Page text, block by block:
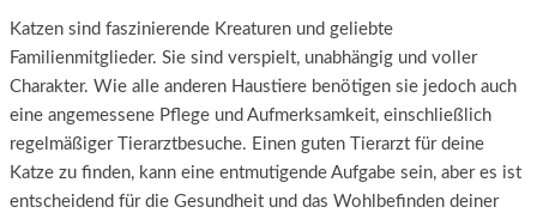
Katzen sind faszinierende Kreaturen und geliebte
Familienmitglieder. Sie sind verspielt, unabhängig und voller
Charakter. Wie alle anderen Haustiere benötigen sie jedoch auch
eine angemessene Pflege und Aufmerksamkeit, einschließlich
regelmäßiger Tierarztbesuche. Einen guten Tierarzt für deine
Katze zu finden, kann eine entmutigende Aufgabe sein, aber es ist
entscheidend für die Gesundheit und das Wohlbefinden deiner